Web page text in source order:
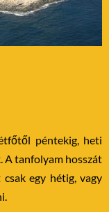
péntekig, heti
A tanfolyam hosszát
egy hétig, vagy